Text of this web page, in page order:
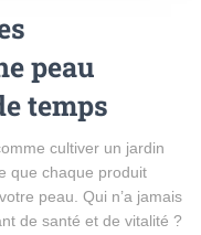
peau
temps
cultiver un jardin
que chaque produit
peau. Qui n’a jamais
de santé et de vitalité ?